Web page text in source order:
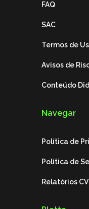
FAQ
SAC
Termos de
Avisos de
Conteúdo
Navegar
Política de
Política de
Relatórios